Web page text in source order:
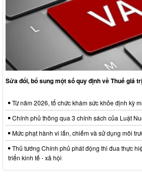
Sửa đổi, bổ sung một số quy định về Thuế giá
Từ năm 2026, tổ chức khám sức khỏe định kỳ
Chính phủ thông qua 3 chính sách của Luật
Mức phạt hành vi lấn, chiếm và sử dụng môi
Thủ tướng Chính phủ phát động thi đua thực
triển kinh tế - xã hội